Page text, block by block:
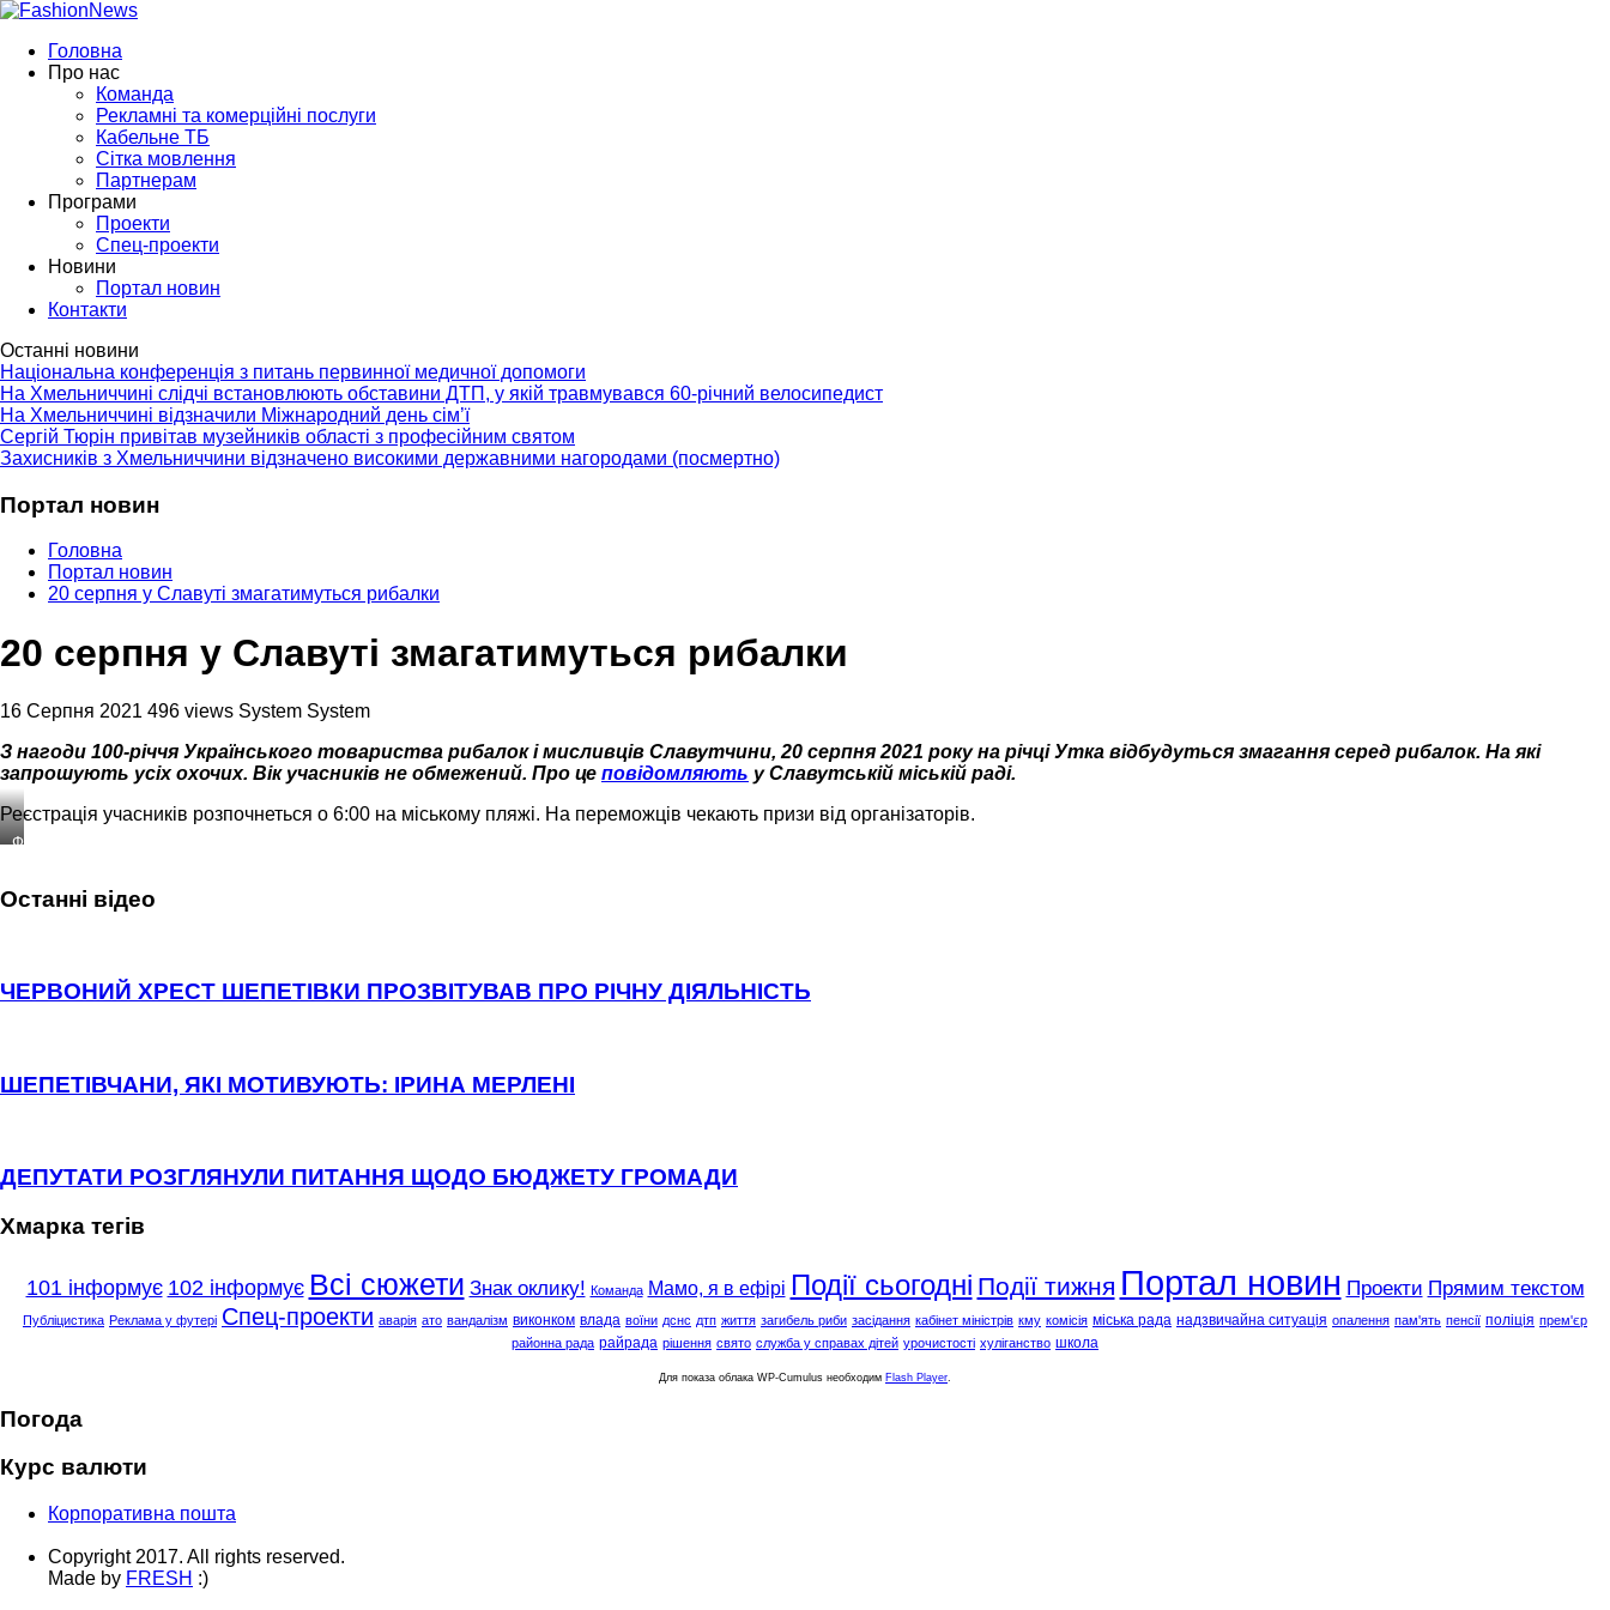
Головна
Про нас
Команда
Рекламні та комерційні послуги
Кабельне ТБ
Сітка мовлення
Партнерам
Програми
Проекти
Спец-проекти
Новини
Портал новин
Контакти
Останні новини
Національна конференція з питань первинної медичної допомоги
На Хмельниччині слідчі встановлюють обставини ДТП, у якій травмувався 60-річний велосипедист
На Хмельниччині відзначили Міжнародний день сім’ї
Сергій Тюрін привітав музейників області з професійним святом
Захисників з Хмельниччини відзначено високими державними нагородами (посмертно)
Портал новин
Головна
Портал новин
20 серпня у Славуті змагатимуться рибалки
20 серпня у Славуті змагатимуться рибалки
16 Серпня 2021 496 views System System
З нагоди 100-річчя Українського товариства рибалок і мисливців Славутчини, 20 серпня 2021 року на річці Утка відбудуться змагання серед рибалок. На які
запрошують усіх охочих. Вік учасників не обмежений. Про це повідомляють у Славутській міській раді.
Реєстрація учасників розпочнеться о 6:00 на міському пляжі. На переможців чекають призи від організаторів.
Фото:
міста
Останні відео
ЧЕРВОНИЙ ХРЕСТ ШЕПЕТІВКИ ПРОЗВІТУВАВ ПРО РІЧНУ ДІЯЛЬНІСТЬ
ШЕПЕТІВЧАНИ, ЯКІ МОТИВУЮТЬ: ІРИНА МЕРЛЕНІ
ДЕПУТАТИ РОЗГЛЯНУЛИ ПИТАННЯ ЩОДО БЮДЖЕТУ ГРОМАДИ
Хмарка тегів
101 інформує 102 інформує Всі сюжети Знак оклику! Команда Мамо, я в ефірі Події сьогодні Події тижня Портал новин Проекти Прямим текстом
Публіцистика Реклама у футері Спец-проекти аварія ато вандалізм виконком влада воїни дснс дтп життя загибель риби засідання кабінет міністрів кму комісія міська рада надзвичайна ситуація опалення пам'ять пенсії поліція прем'єр
районна рада райрада рішення свято служба у справах дітей урочистості хуліганство школа
Для показа облака WP-Cumulus необходим Flash Player
Погода
Курс валюти
Корпоративна пошта
Copyright 2017. All rights reserved.
Made by FRESH :)